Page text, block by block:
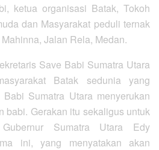
ketua organisasi Batak, Tokoh
dan Masyarakat peduli ternak
Jalan Rela, Medan.
Save Babi Sumatra Utara
Batak sedunia yang
Sumatra Utara menyerukan
babi. Gerakan itu sekaligus untuk
Sumatra Utara Edy
ini, yang menyatakan akan